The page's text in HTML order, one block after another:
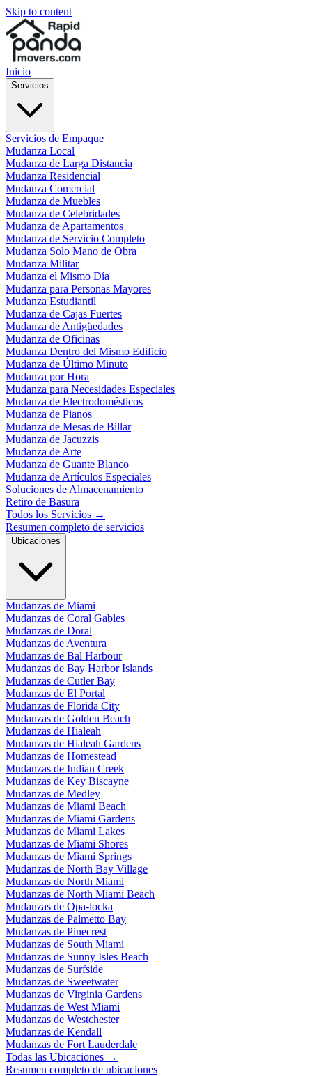
Skip to content
Inicio
Servicios
Servicios de Empaque
Mudanza Local
Mudanza de Larga Distancia
Mudanza Residencial
Mudanza Comercial
Mudanza de Muebles
Mudanza de Celebridades
Mudanza de Apartamentos
Mudanza de Servicio Completo
Mudanza Solo Mano de Obra
Mudanza Militar
Mudanza el Mismo Día
Mudanza para Personas Mayores
Mudanza Estudiantil
Mudanza de Cajas Fuertes
Mudanza de Antigüedades
Mudanza de Oficinas
Mudanza Dentro del Mismo Edificio
Mudanza de Último Minuto
Mudanza por Hora
Mudanza para Necesidades Especiales
Mudanza de Electrodomésticos
Mudanza de Pianos
Mudanza de Mesas de Billar
Mudanza de Jacuzzis
Mudanza de Arte
Mudanza de Guante Blanco
Mudanza de Artículos Especiales
Soluciones de Almacenamiento
Retiro de Basura
Todos los Servicios →
Resumen completo de servicios
Ubicaciones
Mudanzas de Miami
Mudanzas de Coral Gables
Mudanzas de Doral
Mudanzas de Aventura
Mudanzas de Bal Harbour
Mudanzas de Bay Harbor Islands
Mudanzas de Cutler Bay
Mudanzas de El Portal
Mudanzas de Florida City
Mudanzas de Golden Beach
Mudanzas de Hialeah
Mudanzas de Hialeah Gardens
Mudanzas de Homestead
Mudanzas de Indian Creek
Mudanzas de Key Biscayne
Mudanzas de Medley
Mudanzas de Miami Beach
Mudanzas de Miami Gardens
Mudanzas de Miami Lakes
Mudanzas de Miami Shores
Mudanzas de Miami Springs
Mudanzas de North Bay Village
Mudanzas de North Miami
Mudanzas de North Miami Beach
Mudanzas de Opa-locka
Mudanzas de Palmetto Bay
Mudanzas de Pinecrest
Mudanzas de South Miami
Mudanzas de Sunny Isles Beach
Mudanzas de Surfside
Mudanzas de Sweetwater
Mudanzas de Virginia Gardens
Mudanzas de West Miami
Mudanzas de Westchester
Mudanzas de Kendall
Mudanzas de Fort Lauderdale
Todas las Ubicaciones →
Resumen completo de ubicaciones